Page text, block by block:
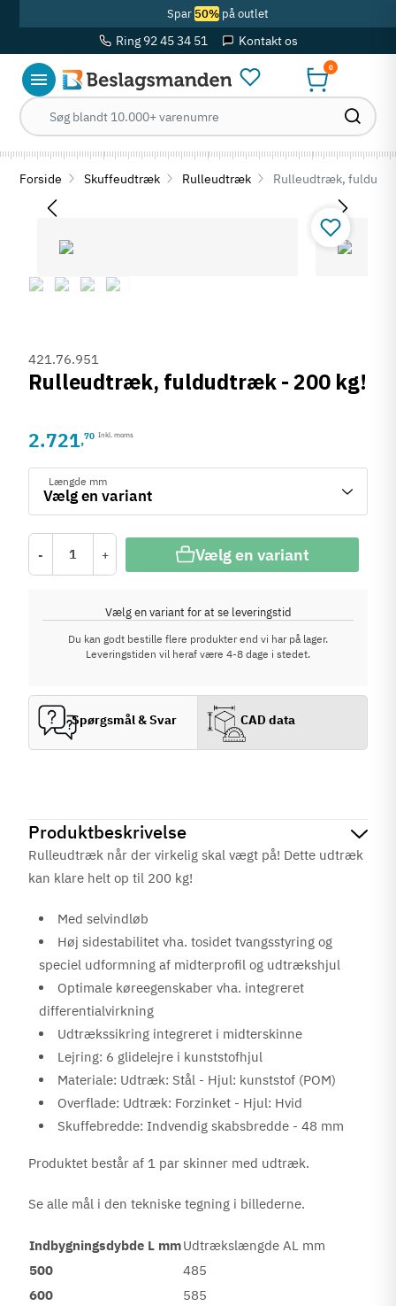
Spar 50%på outlet
Ring 92 45 34 51 Kontakt os
0
Forside Skuffeudtræk Rulleudtræk Rulleudtræk,
Produktbeskrivelse
Rulleudtræk når der virkelig skal vægt på! Dette udtræk
kan klare helt op til 200 kg!
Med selvindløb
Høj sidestabilitet vha. tosidet tvangsstyring og
speciel udformning af midterprofil og udtrækshjul
Optimale køreegenskaber vha. integreret
differentialvirkning
Udtrækssikring integreret i midterskinne
Lejring: 6 glidelejre i kunststofhjul
Materiale: Udtræk: Stål - Hjul: kunststof (POM)
Overflade: Udtræk: Forzinket - Hjul: Hvid
Skuffebredde: Indvendig skabsbredde - 48 mm
Produktet består af 1 par skinner med udtræk.
Se alle mål i den tekniske tegning i billederne.
Indbygningsdybde L mmUdtrækslængde AL mm
500
485
600
585
421.76.951
Rulleudtræk, fuldudtræk - 200 kg!
2.721,70 Inkl. moms
Længde mm
- + Vælg en variant
Vælg en variant for at se leveringstid
Du kan godt bestille flere produkter end vi har på lager.
Leveringstiden vil heraf være 4-8 dage i stedet.
Spørgsmål & Svar CAD data